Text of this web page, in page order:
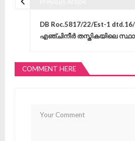
DB Roc.5817/22/Est-1
എഞ്ചിനീർ തസ്തികയിലെ
COMMENT HERE